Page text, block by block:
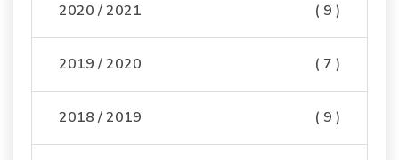
2020 / 2021 ( 9 )
2019 / 2020 ( 7 )
2018 / 2019 ( 9 )